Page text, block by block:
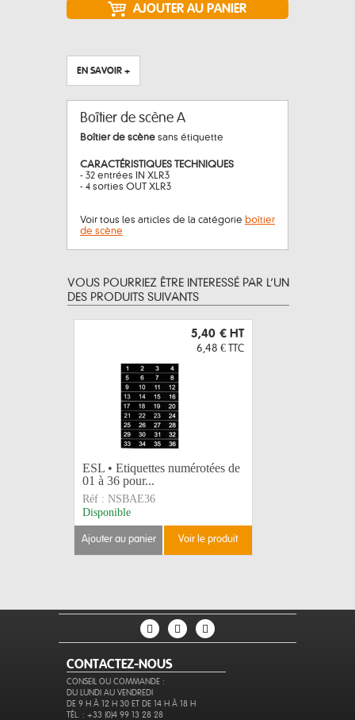
EN SAVOIR +
Boîtier de scène A
Boîtier de scène sans étiquette
CARACTÉRISTIQUES TECHNIQUES
- 32 entrées IN XLR3
- 4 sorties OUT XLR3
Voir tous les articles de la catégorie boîtier
de scène
VOUS POURRIEZ ÊTRE INTERESSÉ PAR L’UN
DES PRODUITS SUIVANTS
5,40 € HT
6,48 € TTC
ESL • Etiquettes numérotées de
01 à 36 pour...
Réf : NSBAE36
Disponible
ajouter au panier voir le produit
CONTACTEZ-NOUS
CONSEIL OU COMMANDE :
DU LUNDI AU VENDREDI
DE 9 H À 12 H 30 ET DE 14 H À 18 H
TÉL. : +33 (0)4 99 13 28 28